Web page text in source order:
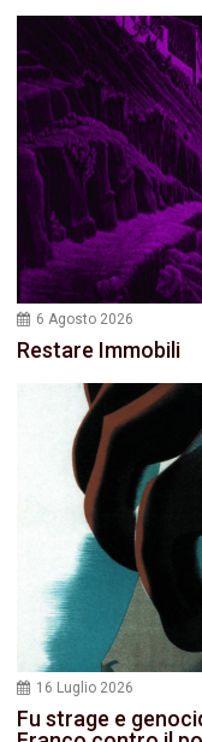
6 Agosto 2026
Restare Immobili
16 Luglio 2026
Fu strage e